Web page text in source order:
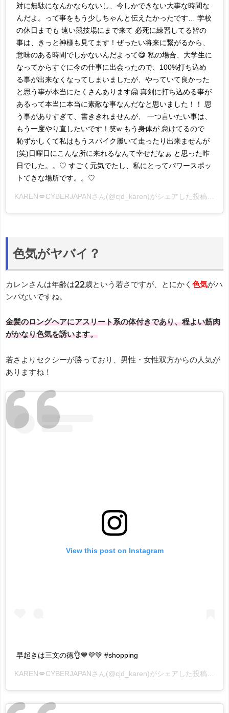
対に無駄になんかならないし、今しかできない大事な時間な
んだよ。って事をもう少しちゃんと伝えたかったです… 学校
の休日までも 遠い競技場にまで来て 必死に練習してる皆の
事は、きっと神様も見てます！ぜったい将来に繋がるから、
意味のある時間でしかないんだよって😋 私の場合、大学生に
なってからすぐに今の仕事に出会ったので、100%打ち込め
る事が出来なくなってしまいましたが、やっていて良かった
と思う事が本当にたくさんあります🤗 真剣に打ち込める事が
あるって本当に本当に素敵な事なんだなと思いました！！ 思
う事がありすぎて、書ききれませんが、 一つ言いたい事は、
もう一度やり直したいです！笑w もう身体が 怠けてるので
恥ずかしくて私はもうスパイク履いて走ったり出来ませんが
(笑)日曜日にこんな所に来れるなんて幸せだなぁ と思った昨
日でした。。♡ すごく元気でたし、私にとってパワースポッ
トてきな場所です。。♡
KAREN💋CYBERJAPANさん(@cjd_karen)がシェアした投稿 -
色気がヤバイ？
カレンさんは年齢は22歳という若さですが、とにかく 色気がハ
ンパないですね。
金髪のロングヘアにアスリート系の体付きであり、程よい筋肉
がかなり色気を誘います。
若さよりセクシーが勝っており、男性・女性双方からの人気が
ありますね！
View this post on Instagram
早起きは三文の徳👌💙💜💚 #shopping
KAREN💋CYBERJAPANさん(@cjd_karen)がシェアした投稿 -